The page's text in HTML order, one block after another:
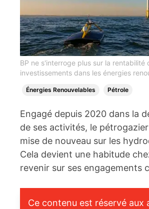
BP ne s'interroge plus sur la rentabilité
investissements dans les énergies
Énergies Renouvelables Pétrole
Engagé depuis 2020 dans la
de ses activités, le
mise de nouveau sur les
Cela devient une habitude
revenir sur ses engagements
Ce contenu est réservé aux